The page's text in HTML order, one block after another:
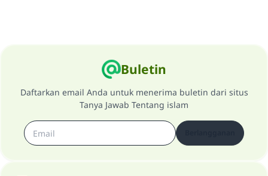
Buletin
Daftarkan email Anda untuk menerima buletin dari situs
Tanya Jawab Tentang islam